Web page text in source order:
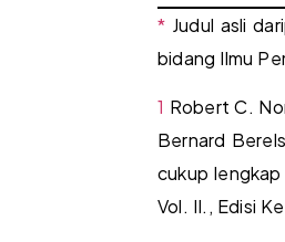
* Judul asli
bidang Ilmu
1 Robert C.
Bernard
cukup
Vol. II., Edisi